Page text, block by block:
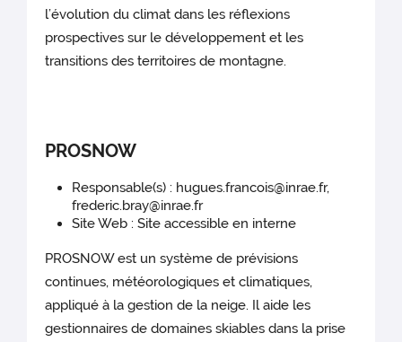
l’évolution du climat dans les réflexions
prospectives sur le développement et les
transitions des territoires de montagne.
PROSNOW
Responsable(s) : hugues.francois@inrae.fr,
frederic.bray@inrae.fr
Site Web : Site accessible en interne
PROSNOW est un système de prévisions
continues, météorologiques et climatiques,
appliqué à la gestion de la neige. Il aide les
gestionnaires de domaines skiables dans la prise